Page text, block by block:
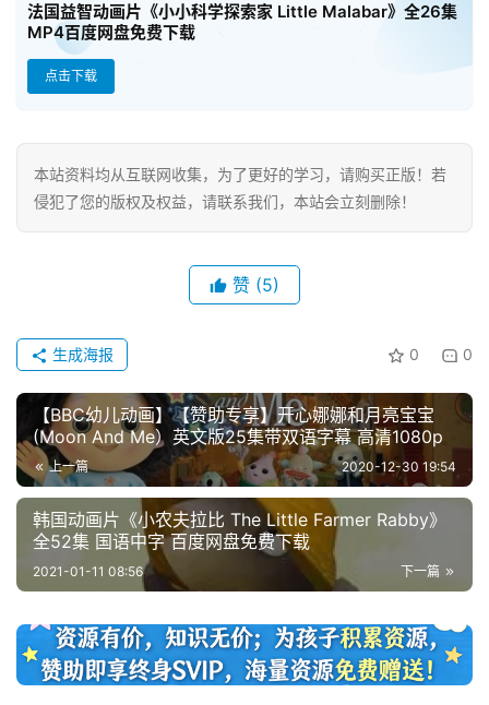
精
选
材
赞
助
本
法国益智动画片《小小科学探索家 Little Malabar》全26集
MP4百度网盘免费下载
点击下载
本站资料均从互联网收集，为了更好的学习，请购买正版！若
侵犯了您的版权及权益，请联系我们，本站会立刻删除！
赞 (5)
0 0
生成海报
【BBC幼儿动画】【赞助专享】开心娜娜和月亮宝宝
(Moon And Me）英文版25集带双语字幕 高清1080p
上一篇 2020-12-30 19:54
韩国动画片《小农夫拉比 The Little Farmer Rabby》
全52集 国语中字 百度网盘免费下载
下一篇
2021-01-11 08:56